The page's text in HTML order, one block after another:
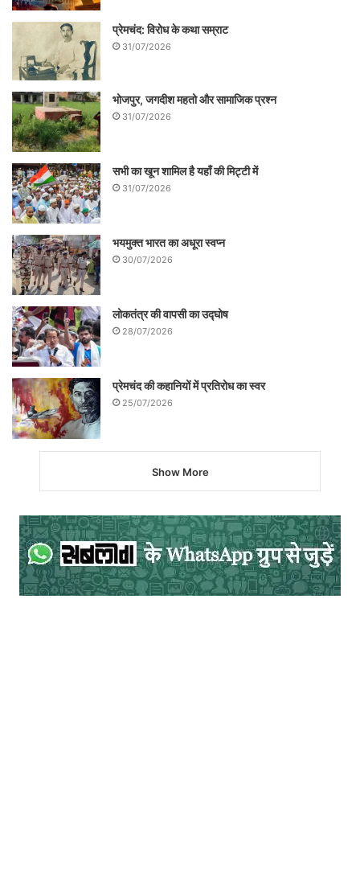
प्रेमचंद: विरोध के कथा सम्राट
31/07/2026
भोजपुर, जगदीश महतो और सामाजिक प्रश्न
31/07/2026
सभी का खून शामिल है यहाँ की मिट्टी में
31/07/2026
भयमुक्त भारत का अधूरा स्वप्न
30/07/2026
लोकतंत्र की वापसी का उद्घोष
28/07/2026
प्रेमचंद की कहानियों में प्रतिरोध का स्वर
25/07/2026
Show More